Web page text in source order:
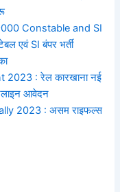
Constable and SI
एवं SI बंपर भर्ती
2023 : रेल कारखाना नई
आवेदन
2023 : असम राइफल्स